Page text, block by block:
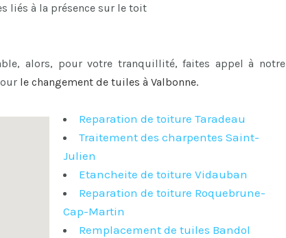
liés à la présence sur le toit
alors, pour votre tranquillité, faites appel à notre
lechangement de tuiles à Valbonne.
Reparation de toiture Taradeau
Traitement des charpentes Saint-
Julien
Etancheite de toiture Vidauban
Reparation de toiture Roquebrune-
Cap-Martin
Remplacement de tuiles Bandol